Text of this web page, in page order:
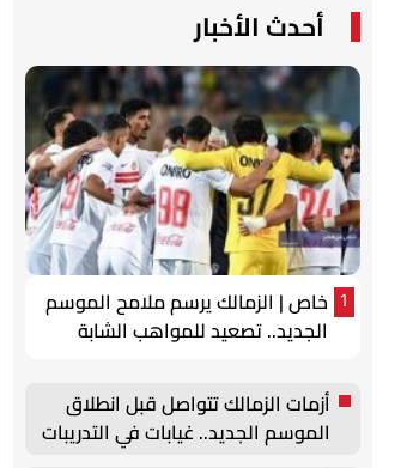
أحدث الأخبار
1
خاص | الزمالك يرسم ملامح الموسم
الجديد.. تصعيد للمواهب الشابة
أزمات الزمالك تتواصل قبل انطلاق
الموسم الجديد.. غيابات في التدريبات